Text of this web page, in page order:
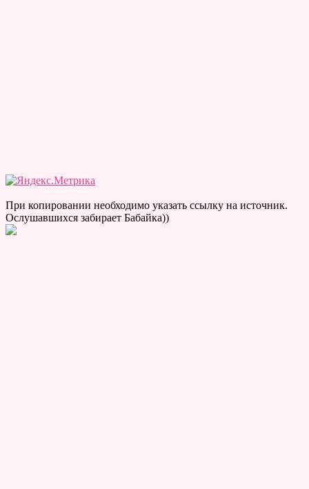
При копировании необходимо указать ссылку на источник.
Ослушавшихся забирает Бабайка))